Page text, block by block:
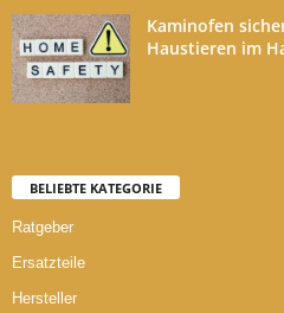
Kaminofen
Haustieren im
BELIEBTE KATEGORIE
Ratgeber
Ersatzteile
Hersteller